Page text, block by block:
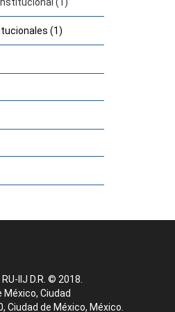
(1)
IIJ D.R. © 2018.
Ciudad
Ciudad de México, México.